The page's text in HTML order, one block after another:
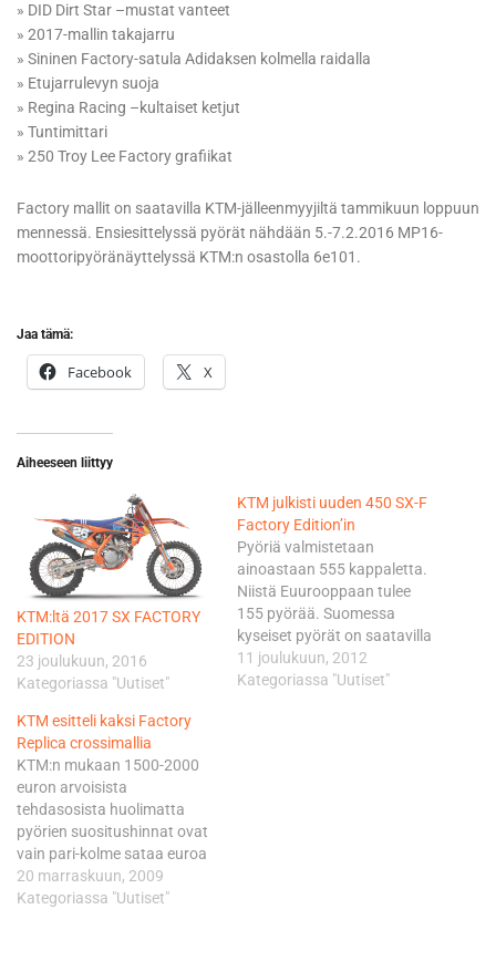
» DID Dirt Star –mustat vanteet
» 2017-mallin takajarru
» Sininen Factory-satula Adidaksen kolmella raidalla
» Etujarrulevyn suoja
» Regina Racing –kultaiset ketjut
» Tuntimittari
» 250 Troy Lee Factory grafiikat
Factory mallit on saatavilla KTM-jälleenmyyjiltä tammikuun loppuun
mennessä. Ensiesittelyssä pyörät nähdään 5.-7.2.2016 MP16-
moottoripyöränäyttelyssä KTM:n osastolla 6e101.
Jaa tämä:
Facebook X
Aiheeseen liittyy
KTM:ltä 2017 SX FACTORY
EDITION
23 joulukuun, 2016
Kategoriassa "Uutiset"
KTM julkisti uuden 450 SX-F
Factory Edition’in
Pyöriä valmistetaan
ainoastaan 555 kappaletta.
Niistä Euurooppaan tulee
155 pyörää. Suomessa
kyseiset pyörät on saatavilla
alkuvuodesta 2013. Factory
Editionit ovat varustettu
11 joulukuun, 2012
Kategoriassa "Uutiset"
KTM esitteli kaksi Factory
Replica crossimallia
KTM:n mukaan 1500-2000
euron arvoisista
tehdasosista huolimatta
pyörien suositushinnat ovat
vain pari-kolme sataa euroa
kalliimpia kuin
perusversioiden. KTM:n
20 marraskuun, 2009
Kategoriassa "Uutiset"